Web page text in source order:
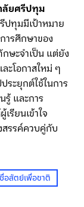
ลัยศรีปทุม
ปทุมมีเป้าหมาย
ารศึกษาของ
กษะจำเป็น แต่ยัง
ะโอกาสใหม่ ๆ
ระยุกต์ใช้ในการ
และการ
รียนเข้าใจ
สรรค์ควบคู่กับ
อสัตย์เพื่อชาติ